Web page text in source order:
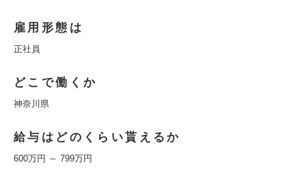
雇用形態は
正社員
どこで働くか
神奈川県
給与はどのくらい貰えるか
600万円 ～ 799万円